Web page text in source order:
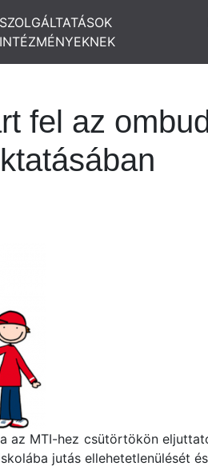
SZOLGÁLTATÁSOK
INTÉZMÉNYEKNEK
fel az
az MTI-hez csütörtökön
jutás ellehetetlenülését